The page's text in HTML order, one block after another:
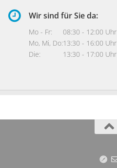
Wir sind für Sie da:
Mo - Fr:
08:30 - 12:00 Uhr
Mo, Mi, Do:13:30 - 16:00 Uhr
Die:
13:30 - 17:00 Uhr